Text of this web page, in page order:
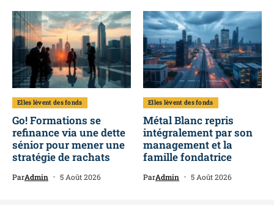
Elles lèvent des fonds
Go! Formations se
refinance via une dette
sénior pour mener une
stratégie de rachats
ParAdmin 5 Août 2026
Elles lèvent des fonds
Métal Blanc repris
intégralement par son
management et la
famille fondatrice
ParAdmin 5 Août 2026